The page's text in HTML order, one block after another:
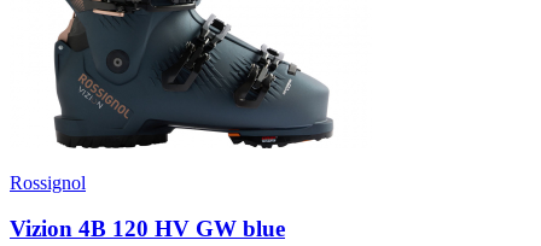
Rossignol
Vizion 4B 120 HV GW blue